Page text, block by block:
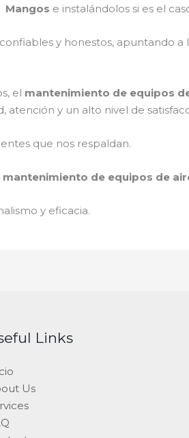
Mangos e instalándolos si es el
y honestos, apuntando
el mantenimiento de equipos
y un alto nivel de
que nos respaldan.
mantenimiento de equipos de
y eficacia.
Links
Us